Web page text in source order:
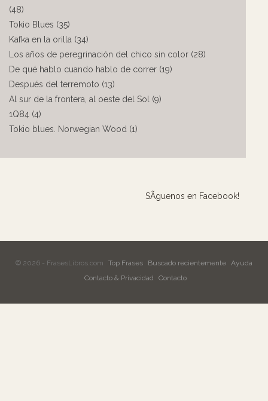
(48)
Tokio Blues (35)
Kafka en la orilla (34)
Los años de peregrinación del chico sin color (28)
De qué hablo cuando hablo de correr (19)
Después del terremoto (13)
Al sur de la frontera, al oeste del Sol (9)
1Q84 (4)
Tokio blues. Norwegian Wood (1)
SÃ­guenos en Facebook!
© 2026 - FrasesLibros.com Top Frases Buscado recientemente Ayuda
Contacto & Privacidad
Contacto